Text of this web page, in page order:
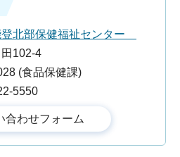
北部保健福祉センター
102-4
(食品保健課)
5550